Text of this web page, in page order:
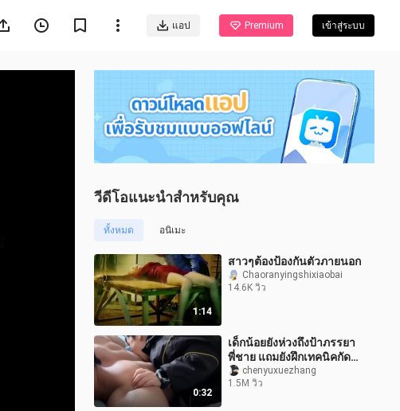
แอป Premium เข้าสู่ระบบ
วีดีโอแนะนำสำหรับคุณ
ทั้งหมด อนิเมะ
1:14
สาวๆต้องป้องกันตัวภายนอก
Chaoranyingshixiaobai
14.6K วิว
0:32
เด็กน้อยยังห่วงถึงป้าภรรยา
พี่ชาย แถมยังฝึกเทคนิคกัดพี่
ชายอย่างจริงจังอีก!
chenyuxuezhang
1.5M วิว